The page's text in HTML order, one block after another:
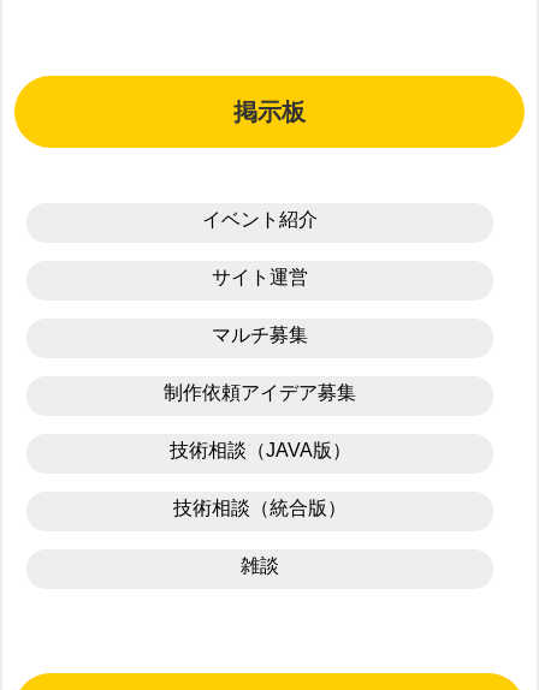
掲示板
イベント紹介
サイト運営
マルチ募集
制作依頼アイデア募集
技術相談（JAVA版）
技術相談（統合版）
雑談